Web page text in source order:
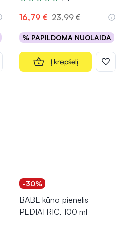
Įvertinimas 5.0 iš 5
16,79 € 23,99 €
% PAPILDOMA NUOLAIDA
Į krepšelį
-30%
BABE kūno pienelis
PEDIATRIC, 100 ml